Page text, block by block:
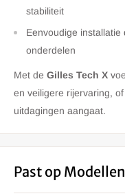
stabiliteit
Eenvoudige
onderdelen
Met de Gilles Tech X
en veiligere rijervaring,
uitdagingen aangaat.
Past op